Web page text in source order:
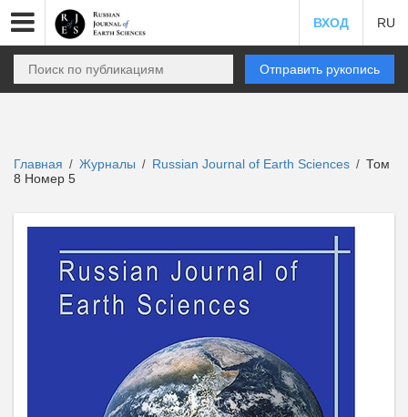
ВХОД RU
Отправить рукопись
Главная / Журналы / Russian Journal of Earth Sciences / Том
8 Номер 5